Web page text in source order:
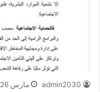
admin2030 مارس 26, 2024